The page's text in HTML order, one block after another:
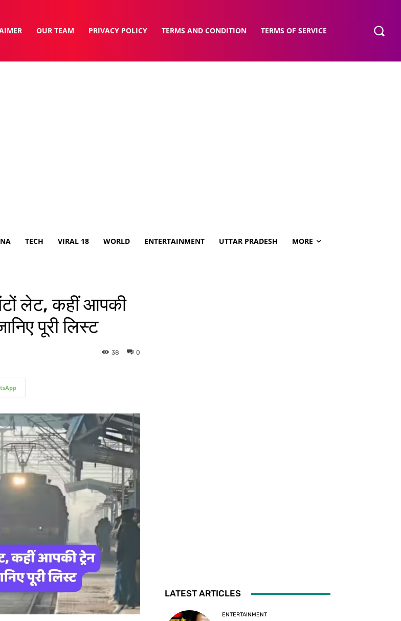
OUR TEAM PRIVACY POLICY TERMS AND CONDITION TERMS OF SERVICE
TECH VIRAL 18 WORLD ENTERTAINMENT UTTAR PRADESH MORE
लेट, कहीं आपकी
पूरी लिस्ट
0
38
LATEST ARTICLES
ENTERTAINMENT